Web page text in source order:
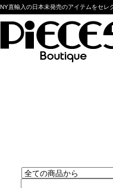
NY直輸入の日本未発売のアイテムをセ